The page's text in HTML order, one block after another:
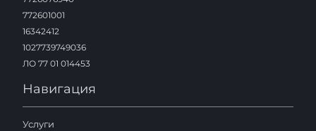
772601001
16342412
1027739749036
ЛО 77 01 014453
Навигация
Услуги